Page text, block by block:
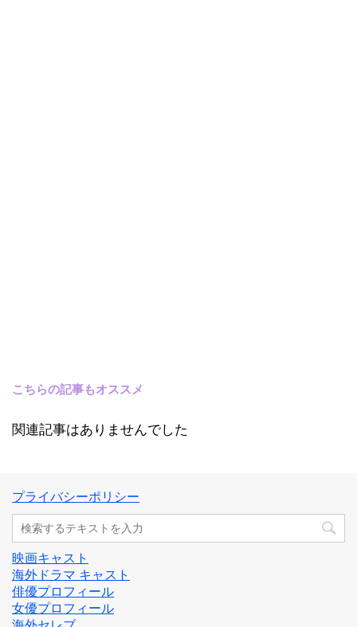
こちらの記事もオススメ
関連記事はありませんでした
プライバシーポリシー
映画キャスト
海外ドラマ キャスト
俳優プロフィール
女優プロフィール